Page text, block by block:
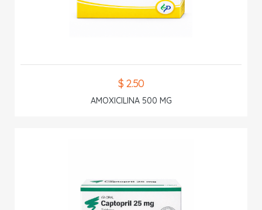
$ 2.50
AMOXICILINA 500 MG